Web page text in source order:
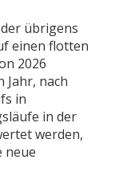
übrigens
einen flotten
2026
Jahr, nach
in
in der
werden,
neue